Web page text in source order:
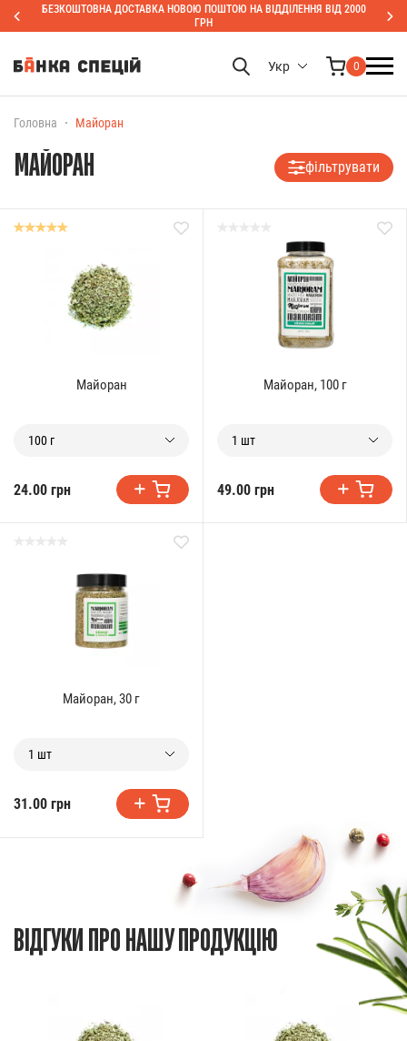
БЕЗКОШТОВНА ДОСТАВКА НОВОЮ ПОШТОЮ НА ВІДДІЛЕННЯ ВІД 2000
ГРН
Укр 0
Головна Майоран
МАЙОРАН фільтрувати
Майоран
100 г
24.00 грн
Майоран, 100 г
1 шт
49.00 грн
Майоран, 30 г
1 шт
31.00 грн
ВІДГУКИ ПРО НАШУ ПРОДУКЦІЮ